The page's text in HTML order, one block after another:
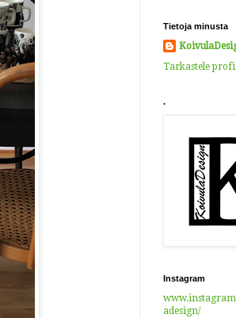
Tietoja minusta
Tarkastele
.
Instagram
adesign/